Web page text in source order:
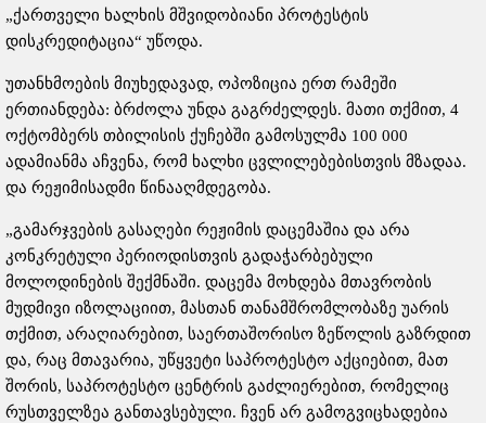
„ქართველი ხალხის მშვიდობიანი პროტესტის
დისკრედიტაცია“ უწოდა.
უთანხმოების მიუხედავად, ოპოზიცია ერთ რამეში
ერთიანდება: ბრძოლა უნდა გაგრძელდეს. მათი თქმით, 4
ოქტომბერს თბილისის ქუჩებში გამოსულმა 100 000
ადამიანმა აჩვენა, რომ ხალხი ცვლილებებისთვის მზადაა.
და რეჟიმისადმი წინააღმდეგობა.
„გამარჯვების გასაღები რეჟიმის დაცემაშია და არა
კონკრეტული პერიოდისთვის გადაჭარბებული
მოლოდინების შექმნაში. დაცემა მოხდება მთავრობის
მუდმივი იზოლაციით, მასთან თანამშრომლობაზე უარის
თქმით, არაღიარებით, საერთაშორისო ზეწოლის გაზრდით
და, რაც მთავარია, უწყვეტი საპროტესტო აქციებით, მათ
შორის, საპროტესტო ცენტრის გაძლიერებით, რომელიც
რუსთველზეა განთავსებული. ჩვენ არ გამოგვიცხადებია